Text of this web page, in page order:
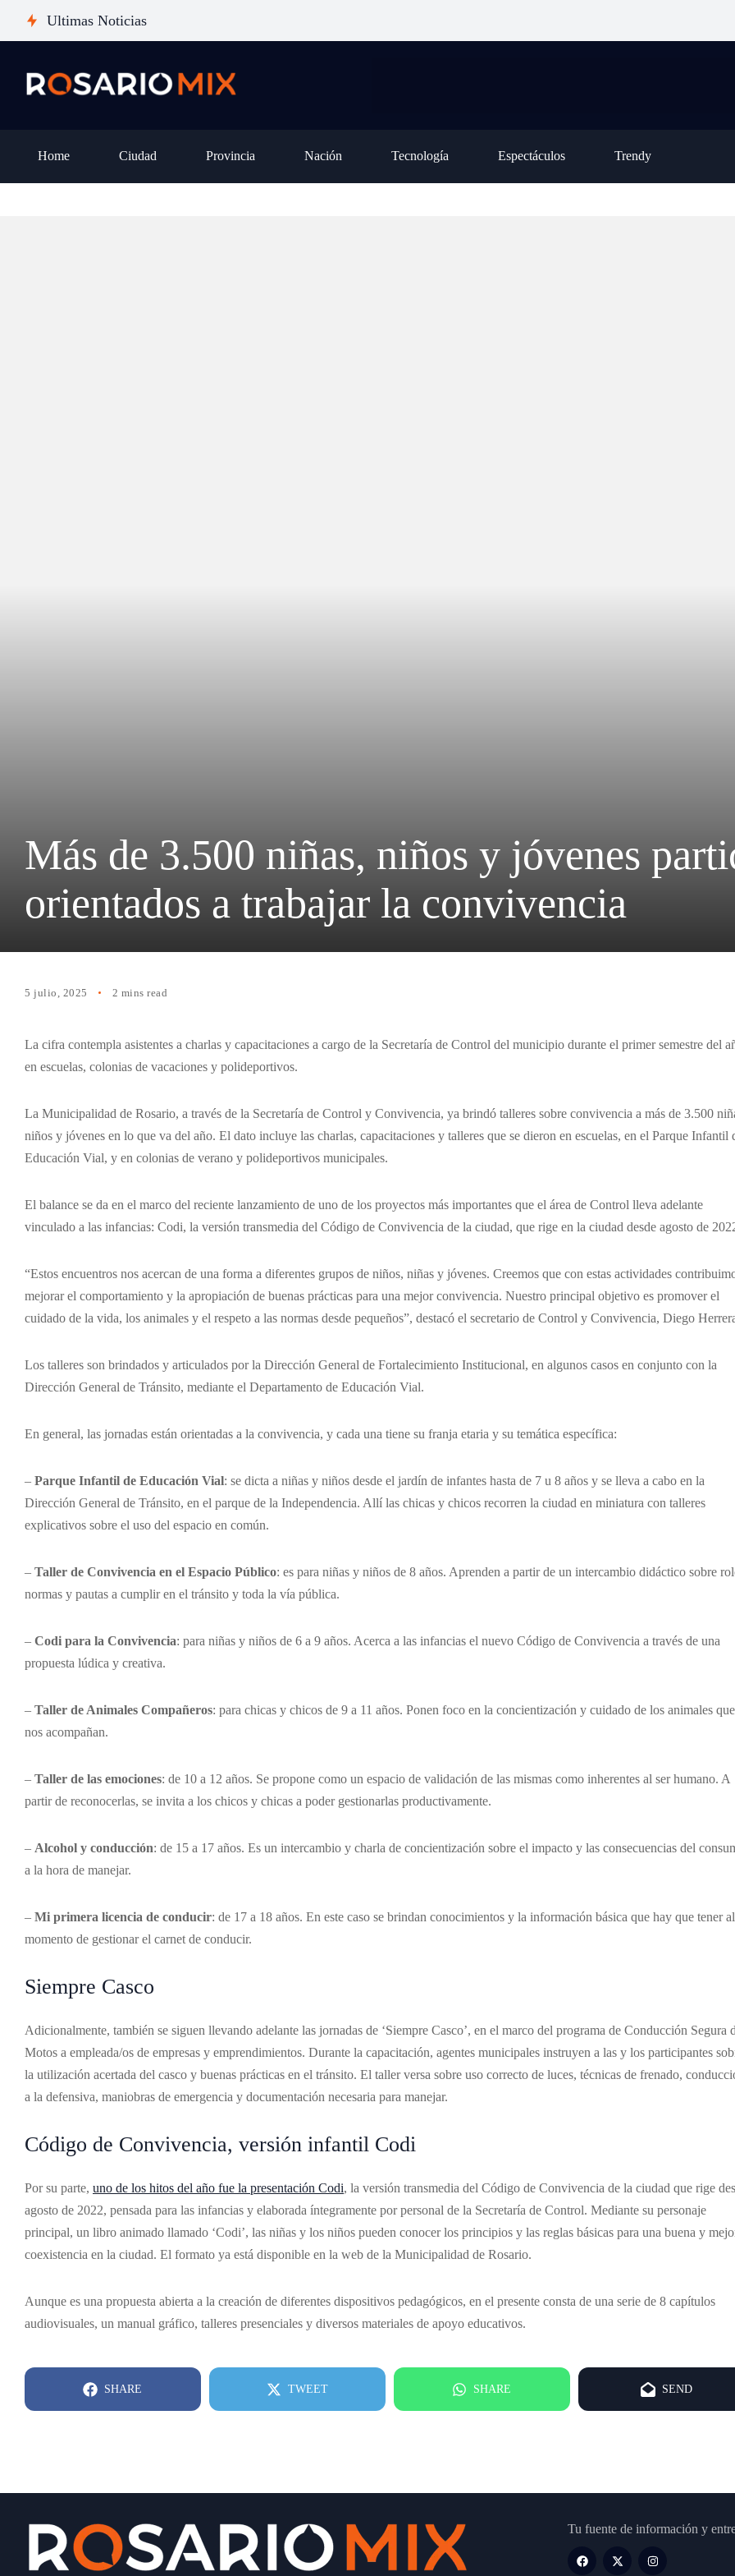
Ultimas Noticias
iPhone 18?
otro capítulo
Oliveros
Home Ciudad Provincia Nación Tecnología Espectáculos Trendy
Más de 3.500 niñas, niños y jóvenes
orientados a trabajar la convivencia
5 julio, 2025 2 mins read
La cifra contempla asistentes a charlas y capacitaciones a cargo de la Secretaría de Control del municipio durante el primer semestre del
en escuelas, colonias de vacaciones y polideportivos.
La Municipalidad de Rosario, a través de la Secretaría de Control y Convivencia, ya brindó talleres sobre convivencia a más de 3.500
niños y jóvenes en lo que va del año. El dato incluye las charlas, capacitaciones y talleres que se dieron en escuelas, en el Parque Infantil
Educación Vial, y en colonias de verano y polideportivos municipales.
El balance se da en el marco del reciente lanzamiento de uno de los proyectos más importantes que el área de Control lleva adelante
vinculado a las infancias: Codi, la versión transmedia del Código de Convivencia de la ciudad, que rige en la ciudad desde agosto de
“Estos encuentros nos acercan de una forma a diferentes grupos de niños, niñas y jóvenes. Creemos que con estas actividades
mejorar el comportamiento y la apropiación de buenas prácticas para una mejor convivencia. Nuestro principal objetivo es promover el
cuidado de la vida, los animales y el respeto a las normas desde pequeños”, destacó el secretario de Control y Convivencia, Diego
Los talleres son brindados y articulados por la Dirección General de Fortalecimiento Institucional, en algunos casos en conjunto con la
Dirección General de Tránsito, mediante el Departamento de Educación Vial.
En general, las jornadas están orientadas a la convivencia, y cada una tiene su franja etaria y su temática específica:
– Parque Infantil de Educación Vial: se dicta a niñas y niños desde el jardín de infantes hasta de 7 u 8 años y se lleva a cabo en la
Dirección General de Tránsito, en el parque de la Independencia. Allí las chicas y chicos recorren la ciudad en miniatura con talleres
explicativos sobre el uso del espacio en común.
– Taller de Convivencia en el Espacio Público: es para niñas y niños de 8 años. Aprenden a partir de un intercambio didáctico sobre
normas y pautas a cumplir en el tránsito y toda la vía pública.
– Codi para la Convivencia: para niñas y niños de 6 a 9 años. Acerca a las infancias el nuevo Código de Convivencia a través de una
propuesta lúdica y creativa.
– Taller de Animales Compañeros: para chicas y chicos de 9 a 11 años. Ponen foco en la concientización y cuidado de los animales que
nos acompañan.
– Taller de las emociones: de 10 a 12 años. Se propone como un espacio de validación de las mismas como inherentes al ser humano. A
partir de reconocerlas, se invita a los chicos y chicas a poder gestionarlas productivamente.
– Alcohol y conducción: de 15 a 17 años. Es un intercambio y charla de concientización sobre el impacto y las consecuencias del
a la hora de manejar.
– Mi primera licencia de conducir: de 17 a 18 años. En este caso se brindan conocimientos y la información básica que hay que tener al
momento de gestionar el carnet de conducir.
Siempre Casco
Adicionalmente, también se siguen llevando adelante las jornadas de ‘Siempre Casco’, en el marco del programa de Conducción Segura
Motos a empleada/os de empresas y emprendimientos. Durante la capacitación, agentes municipales instruyen a las y los participantes
la utilización acertada del casco y buenas prácticas en el tránsito. El taller versa sobre uso correcto de luces, técnicas de frenado,
a la defensiva, maniobras de emergencia y documentación necesaria para manejar.
Código de Convivencia, versión infantil Codi
Por su parte, uno de los hitos del año fue la presentación Codi, la versión transmedia del Código de Convivencia de la ciudad que rige
agosto de 2022, pensada para las infancias y elaborada íntegramente por personal de la Secretaría de Control. Mediante su personaje
principal, un libro animado llamado ‘Codi’, las niñas y los niños pueden conocer los principios y las reglas básicas para una buena y
coexistencia en la ciudad. El formato ya está disponible en la web de la Municipalidad de Rosario.
Aunque es una propuesta abierta a la creación de diferentes dispositivos pedagógicos, en el presente consta de una serie de 8 capítulos
audiovisuales, un manual gráfico, talleres presenciales y diversos materiales de apoyo educativos.
SHARE TWEET SHARE SEND
Tu fuente de información y